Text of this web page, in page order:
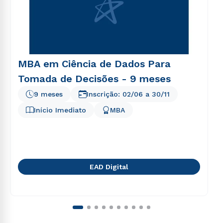
MBA em Ciência de Dados Para
Tomada de Decisões - 9 meses
Início Imediato
9 meses
MBA
Inscrição: 02/06 a 30/11
EAD Digital